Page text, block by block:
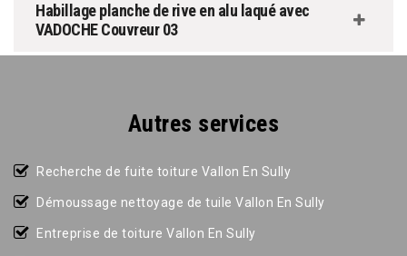
Habillage planche de rive en alu laqué avec
VADOCHE Couvreur 03
Autres services
Recherche de fuite toiture Vallon En Sully
Démoussage nettoyage de tuile Vallon En Sully
Entreprise de toiture Vallon En Sully